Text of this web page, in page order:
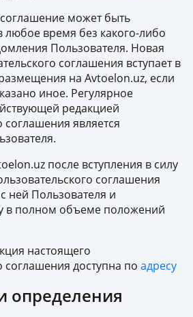
может быть
любое время без какого-либо
Пользователя. Новая
соглашения вступает в
на Avtoelon.uz, если
иное. Регулярное
редакцией
соглашения является
после вступления в силу
соглашения
ней Пользователя и
в полном объеме положений
настоящего
соглашения доступна по адресу
определения